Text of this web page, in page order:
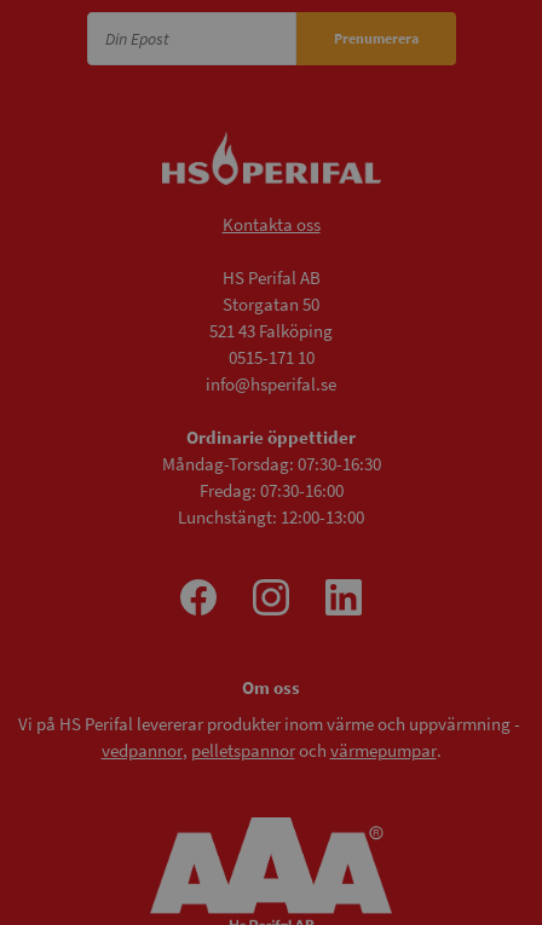
Prenumerera
Kontakta oss
HS Perifal AB
Storgatan 50
521 43 Falköping
0515-171 10
info@hsperifal.se
Ordinarie öppettider
Måndag-Torsdag: 07:30-16:30
Fredag: 07:30-16:00
Lunchstängt: 12:00-13:00
Om oss
Vi på HS Perifal levererar produkter inom värme och uppvärmning -
vedpannor, pelletspannoroch värmepumpar.